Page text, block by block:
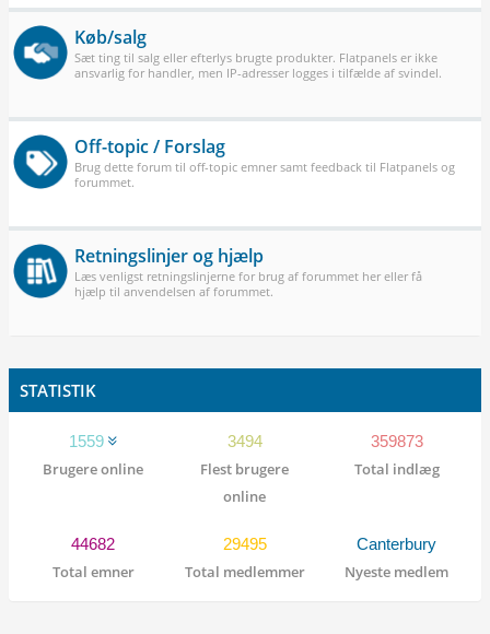
Køb/salg
Sæt ting til salg eller efterlys brugte produkter. Flatpanels er ikke
ansvarlig for handler, men IP-adresser logges i tilfælde af svindel.
Off-topic / Forslag
Brug dette forum til off-topic emner samt feedback til Flatpanels og
forummet.
Retningslinjer og hjælp
Læs venligst retningslinjerne for brug af forummet her eller få
hjælp til anvendelsen af forummet.
STATISTIK
1559
Brugere online
3494
Flest brugere
online
359873
Total indlæg
44682
Total emner
29495
Total medlemmer
Canterbury
Nyeste medlem